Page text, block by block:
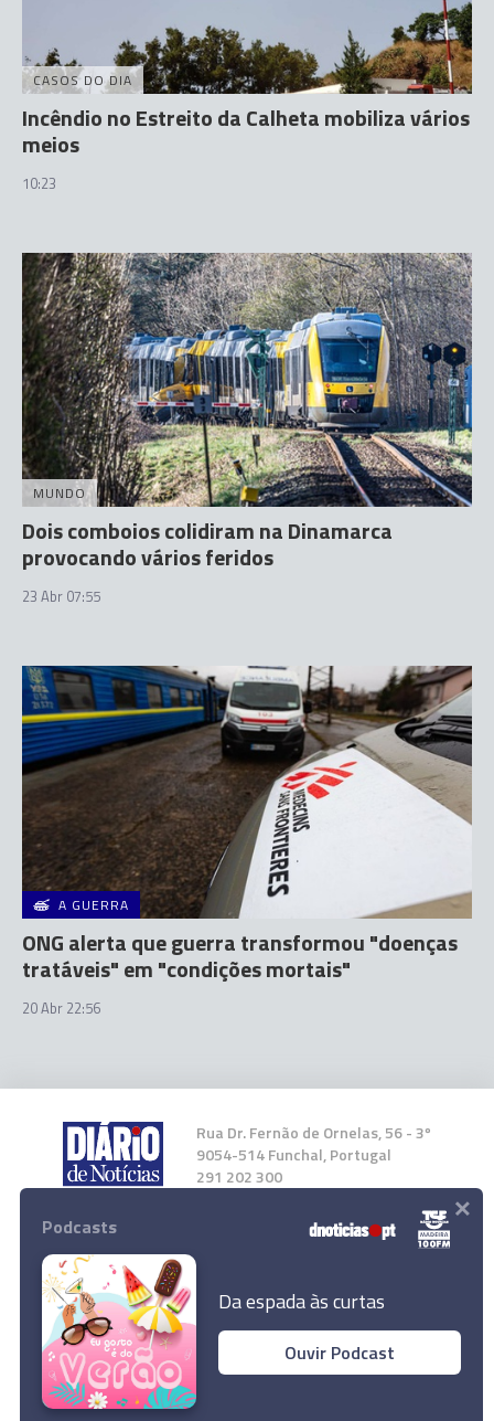
CASOS DO DIA
Incêndio no Estreito da Calheta mobiliza vários
meios
10:23
MUNDO
Dois comboios colidiram na Dinamarca
provocando vários feridos
23 Abr 07:55
A GUERRA
ONG alerta que guerra transformou "doenças
tratáveis" em "condições mortais"
20 Abr 22:56
Rua Dr. Fernão de Ornelas, 56 - 3º
9054-514 Funchal, Portugal
291 202 300
Instale a nossa App
© 2026 Empresa Diário de Notícias, Lda.
Todos os direitos reservados.
Podcasts
Da espada às curtas
Ouvir Podcast
×